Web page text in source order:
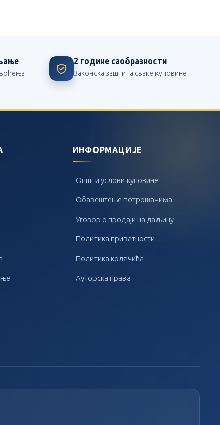
2 године саобразности
Законска заштита сваке куповине
ИНФОРМАЦИЈЕ
Општи услови куповине
Обавештење потрошачима
Уговор о продаји на даљину
Политика приватности
Политика колачића
Ауторска права